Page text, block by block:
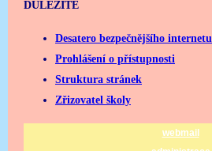
DŮLEŽITÉ
Desatero bezpečnějšího internetu
Prohlášení o přístupnosti
Struktura stránek
Zřizovatel školy
webmail